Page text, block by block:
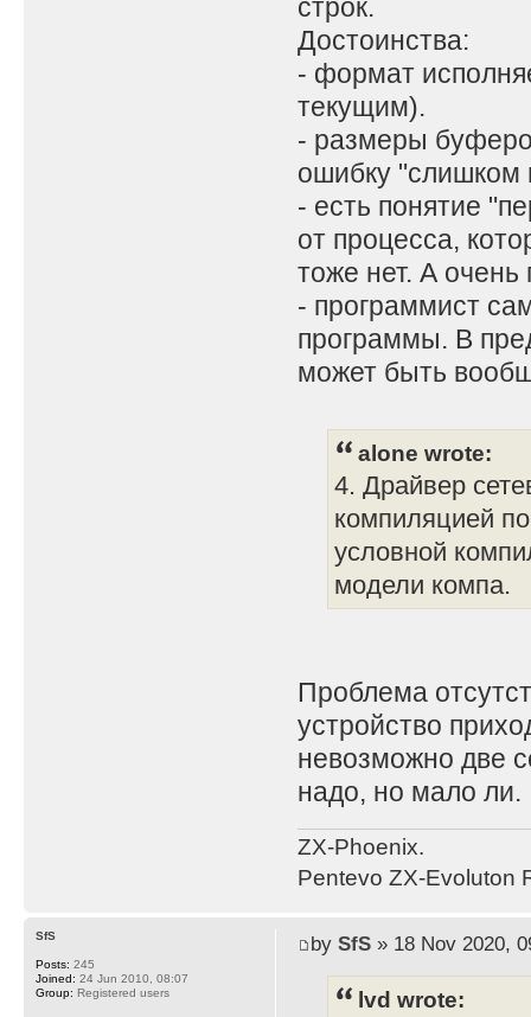
dw envsize;
env: ; 0x105 +
asciiz
asciiz
asciiz
.....
db 00,00 ;//
переменных
.....
start: ; 0x105
;// Код
.............
строк.
Достоинства:
- формат
текущим).
- размеры
ошибку "слишком
- есть понятие
от процесса,
тоже нет. А очень
- программист
программы. В
может быть
alone wrote:
4. Драйвер
компиляцией
условной
модели компа.
Проблема
устройство
невозможно две
надо, но мало ли.
ZX-Phoenix.
Pentevo ZX-Evoluton
by SfS» 18 Nov 2020,
lvd wrote:
SfS
Posts: 245
Joined: 24 Jun 2010, 08:07
Group: Registered users